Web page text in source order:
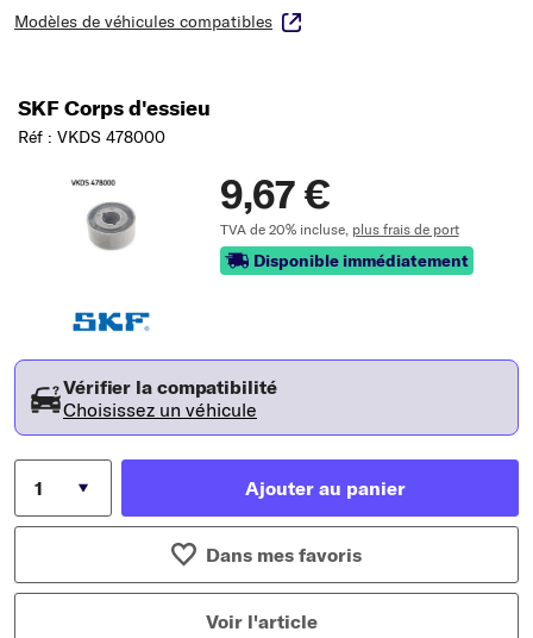
Modèles de véhicules compatibles
SKF Corps d'essieu
Réf : VKDS 478000
9,67 €
TVA de 20% incluse, plus frais de port
Disponible immédiatement
Vérifier la compatibilité
Choisissez un véhicule
Ajouter au panier
Dans mes favoris
Voir l'article